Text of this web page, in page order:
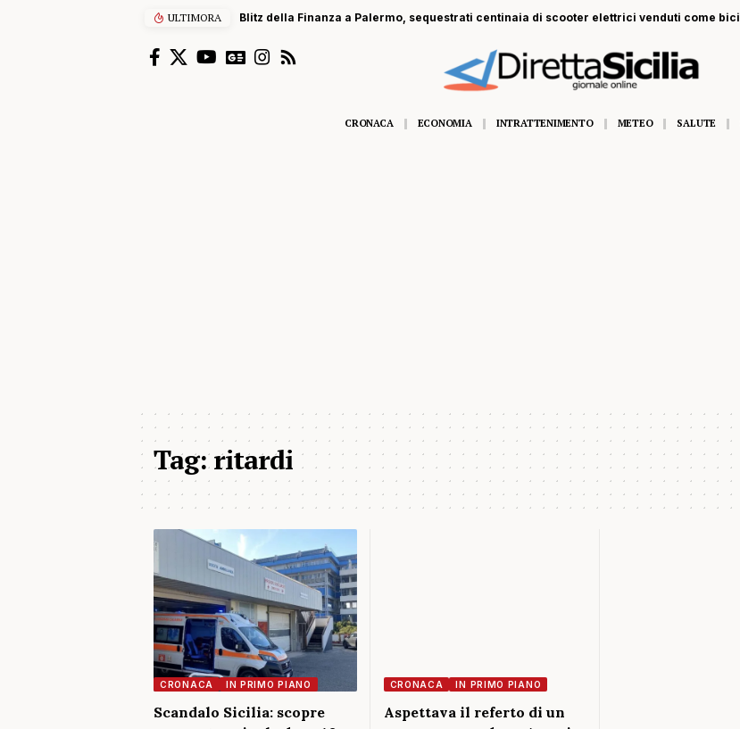
ULTIMORA Blitz della Finanza a Palermo, sequestrati centinaia di scooter elettrici venduti come bici
CRONACA ECONOMIA INTRATTENIMENTO METEO SALUTE
Tag:ritardi
CRONACA IN PRIMO PIANO
Scandalo Sicilia: scopre
CRONACA IN PRIMO PIANO
Aspettava il referto di un